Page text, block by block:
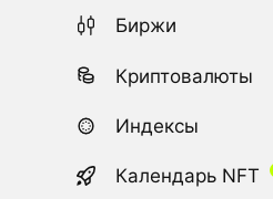
Биржи
Криптовалюты
Индексы
Календарь NFT